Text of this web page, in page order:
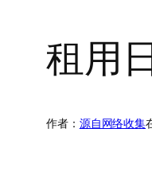
租用
作者： 源自网络收集